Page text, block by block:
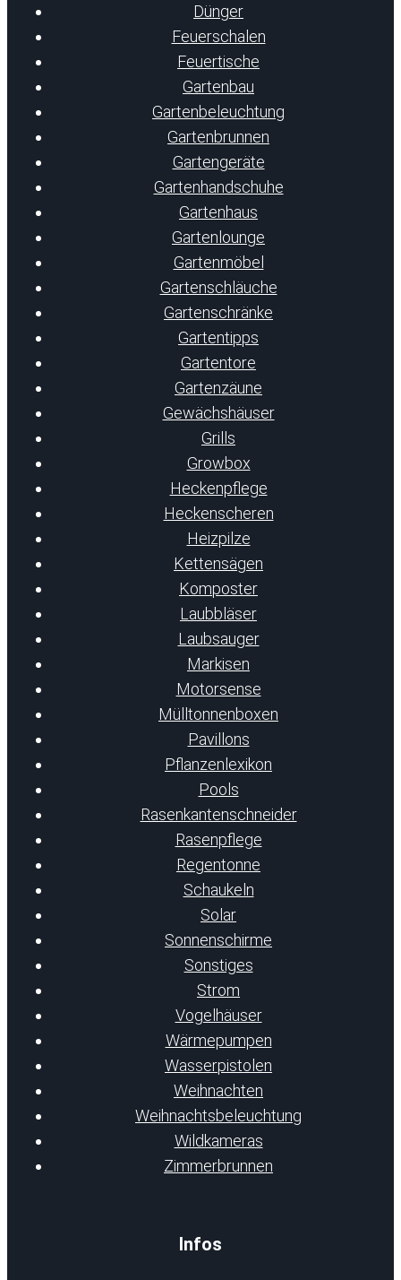
Dünger
Feuerschalen
Feuertische
Gartenbau
Gartenbeleuchtung
Gartenbrunnen
Gartengeräte
Gartenhandschuhe
Gartenhaus
Gartenlounge
Gartenmöbel
Gartenschläuche
Gartenschränke
Gartentipps
Gartentore
Gartenzäune
Gewächshäuser
Grills
Growbox
Heckenpflege
Heckenscheren
Heizpilze
Kettensägen
Komposter
Laubbläser
Laubsauger
Markisen
Motorsense
Mülltonnenboxen
Pavillons
Pflanzenlexikon
Pools
Rasenkantenschneider
Rasenpflege
Regentonne
Schaukeln
Solar
Sonnenschirme
Sonstiges
Strom
Vogelhäuser
Wärmepumpen
Wasserpistolen
Weihnachten
Weihnachtsbeleuchtung
Wildkameras
Zimmerbrunnen
Infos